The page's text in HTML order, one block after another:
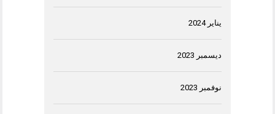
يناير 2024
ديسمبر 2023
نوفمبر 2023